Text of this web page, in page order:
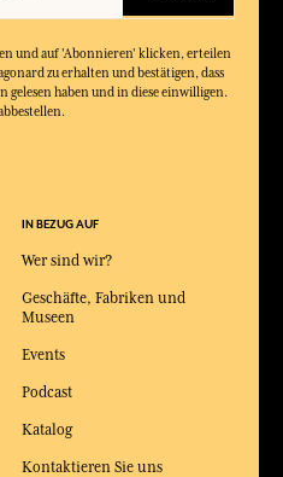
und auf 'Abonnieren' klicken, erteilen
zu erhalten und bestätigen, dass
gelesen haben und in diese einwilligen.
IN BEZUG AUF
Wer sind wir?
Geschäfte, Fabriken und
Museen
Events
Podcast
Katalog
Kontaktieren Sie uns